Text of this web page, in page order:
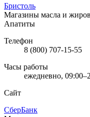
Бристоль
Магазины масла и
Апатиты
Телефон
8 (800) 707-15-55
Часы работы
ежедневно,
Сайт
СберБанк